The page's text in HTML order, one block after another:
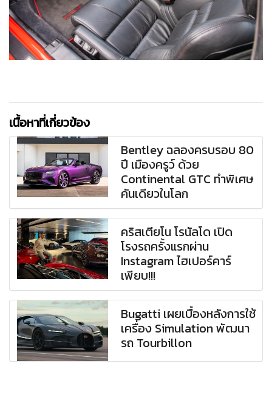
เนื้อหาที่เกี่ยวข้อง
Bentley ฉลองครบรอบ 80
ปี เมืองครูว์ ด้วย
Continental GTC ทำพิเศษ
คันเดียวในโลก
คริสเตียโน โรนัลโด เปิด
โรงรถครั้งแรกผ่าน
Instagram ไฮเปอร์คาร์
เพียบ!!!
Bugatti เผยเบื้องหลังการใช้
เครื่อง Simulation พัฒนา
รถ Tourbillon